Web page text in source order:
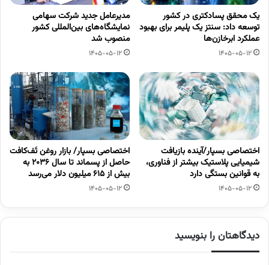
یک محقق پسادکتری در کشور
توسعه داد: سنتز یک پلیمر برای بهبود
عملکرد ابرخازن‌ها
1405-05-12
مدیرعامل جدید شرکت سهامی
نمایشگاه‌های بین‌المللی کشور
منصوب شد
1405-05-12
اختصاصی بسپار/آینده بازیافت
شیمیایی پلاستیک بیشتر از فناوری،
به قوانین بستگی دارد
1405-05-12
اختصاصی بسپار/ بازار روغن تَف‌کافت
حاصل از پسماند تا سال ۲۰۳۶ به
بیش از ۶۱۵ میلیون دلار می‌رسد
1405-05-12
دیدگاهتان را بنویسید